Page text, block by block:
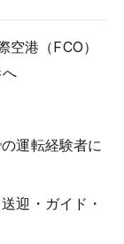
港（FCO）
運転経験者に
迎・ガイド・